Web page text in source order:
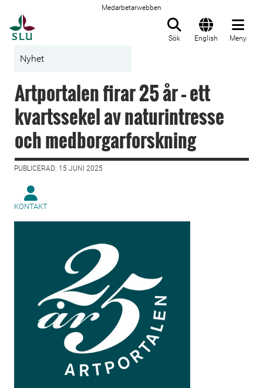
Medarbetarwebben
Sök English Meny
Nyhet
Artportalen firar 25 år – ett
kvartssekel av naturintresse
och medborgarforskning
PUBLICERAD: 15 JUNI 2025
KONTAKT